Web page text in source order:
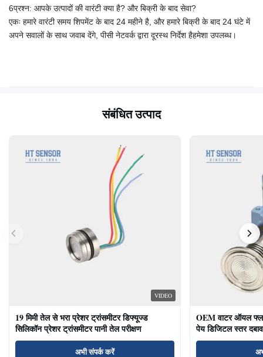
6प्रश्न: आपके उत्पादों की वारंटी क्या है? और बिक्री के बाद सेवा?
एकः हमारे वारंटी समय शिपमेंट के बाद 24 महीने है, और हमारे बिक्री के बाद 24 घंटे में
अपने सवालों के साथ जवाब देंगे, पीसी नेटवर्क द्वारा दूरस्थ निर्देश हैहमेशा उपलब्ध।
संबंधित उत्पाद
VIDEO
19 मिमी तेल से भरा प्रेशर ट्रांसमीटर डिफ्यूज्ड
सिलिकॉन प्रेशर ट्रांसमीटर पानी तेल परीक्षण
अभी संपर्क करें
OEM वाटर ऑयल
पेय डिजिटल स्तर